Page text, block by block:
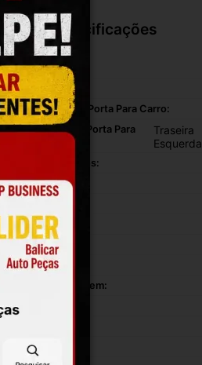
Especificações
Peça:
Da Dobradiça De Porta Para Carro:
Da Dobradiça De Porta Para
Traseira
Esquerda
E Buchas Incluídos:
Embalagem:
Da Embalagem:
Da Embalagem:
Embalagem: